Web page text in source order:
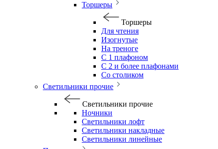
Торшеры
Торшеры
Для чтения
Изогнутые
На треноге
С 1 плафоном
С 2 и более плафонами
Со столиком
Светильники прочие
Светильники прочие
Ночники
Светильники лофт
Светильники накладные
Светильники линейные